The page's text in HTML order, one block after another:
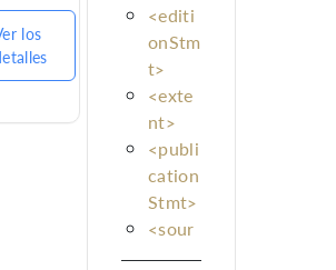
los
<editi
onStm
t>
<exte
nt>
<publi
cation
Stmt>
<sour
ceDes